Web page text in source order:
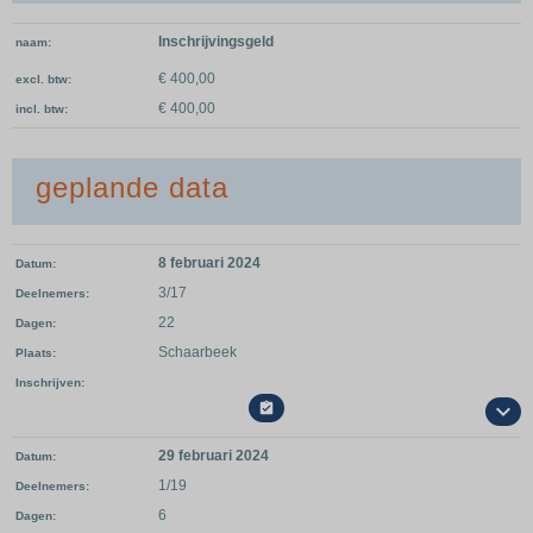
naam Inschrijvingsgeld
excl. btw € 400,00
incl. btw € 400,00
geplande data
Datum 8 februari 2024
Deelnemers 3/17
Dagen 22
Plaats Schaarbeek
Inschrijven

Datum 29 februari 2024
Deelnemers 1/19
Dagen 6